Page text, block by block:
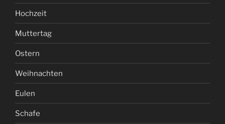
Hochzeit
Muttertag
Ostern
Weihnachten
Eulen
Schafe